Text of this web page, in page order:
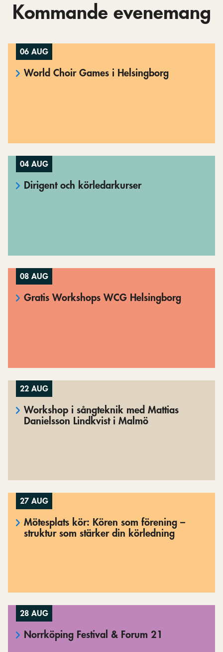
Kommande evenemang
06 AUG
World Choir Games i Helsingborg
04 AUG
Dirigent och körledarkurser
08 AUG
Gratis Workshops WCG Helsingborg
22 AUG
Workshop i sångteknik med Mattias
Danielsson Lindkvist i Malmö
27 AUG
Mötesplats kör: Kören som förening –
struktur som stärker din körledning
28 AUG
Norrköping Festival & Forum 21